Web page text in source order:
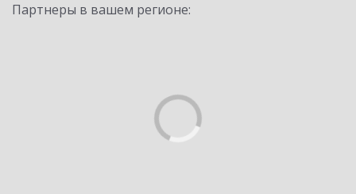
Партнеры в вашем регионе: